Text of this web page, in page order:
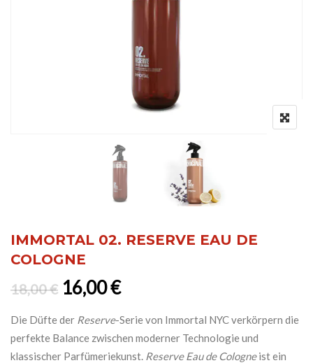
IMMORTAL 02. RESERVE EAU DE
COLOGNE
18,00€ Ursprünglicher Preis war:
16,00€Aktueller Preis ist:
Die Düfte der Reserve-Serie von Immortal NYC verkörpern die
perfekte Balance zwischen moderner Technologie und
klassischer Parfümeriekunst. Reserve Eau de Cologneist ein